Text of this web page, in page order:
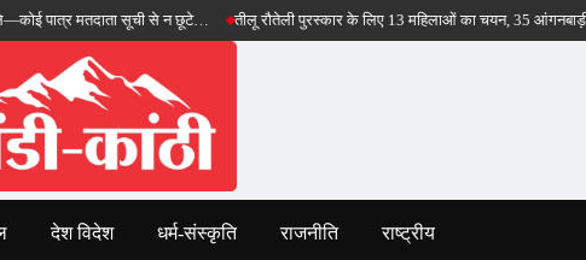
मतदाता सूची से न छूटे… तीलू रौतेली पुरस्कार के लिए 13 महिलाओं का चयन, 35 आंगनबाड़ी
देश विदेश धर्म-संस्कृति राजनीति राष्ट्रीय